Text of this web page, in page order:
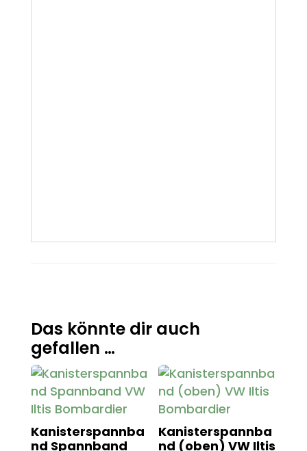
Das könnte dir auch
gefallen …
Kanisterspannba
nd Spannband
Kanisterspannba
nd (oben) VW Iltis